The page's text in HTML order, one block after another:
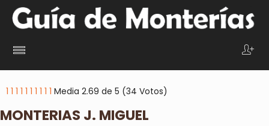
1 1 1 1 1 1 1 1 1 1 Media 2.69 de 5 (34 Votos)
MONTERIAS J. MIGUEL